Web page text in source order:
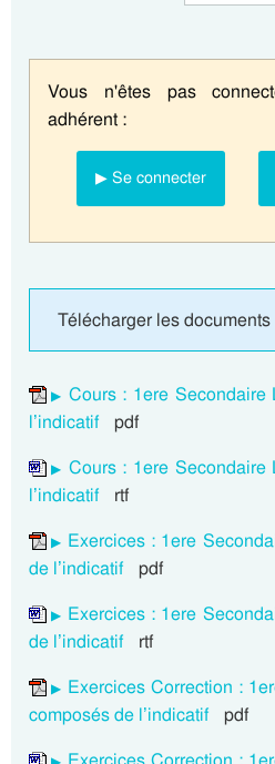
Vous n'êtes pas
adhérent :
▶ Se connecter
Télécharger les documents
Cours : 1ere Secondaire
l’indicatif pdf
Cours : 1ere Secondaire
l’indicatif rtf
Exercices : 1ere
de l’indicatif pdf
Exercices : 1ere
de l’indicatif rtf
Exercices Correction :
composés de l’indicatif pdf